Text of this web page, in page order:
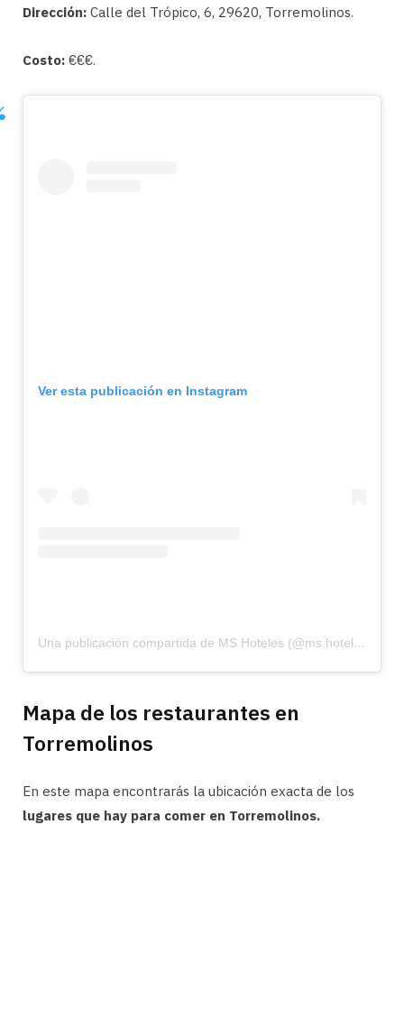
Dirección: Calle del Trópico, 6, 29620, Torremolinos.
Costo: €€€.
Ver esta publicación en Instagram
Una publicación compartida de MS Hoteles (@ms.hoteles)
Mapa de los restaurantes en
Torremolinos
En este mapa encontrarás la ubicación exacta de los
lugares que hay para comer en Torremolinos.